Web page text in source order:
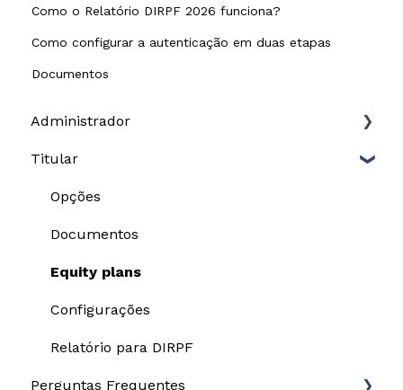
Como o Relatório DIRPF 2026 funciona?
Como configurar a autenticação em duas etapas
Documentos
Administrador
Governança
Cap table
Equity plans
Plataforma
Escrituração
Titular
Opções
Documentos
Equity plans
Configurações
Relatório para DIRPF
Perguntas Frequentes